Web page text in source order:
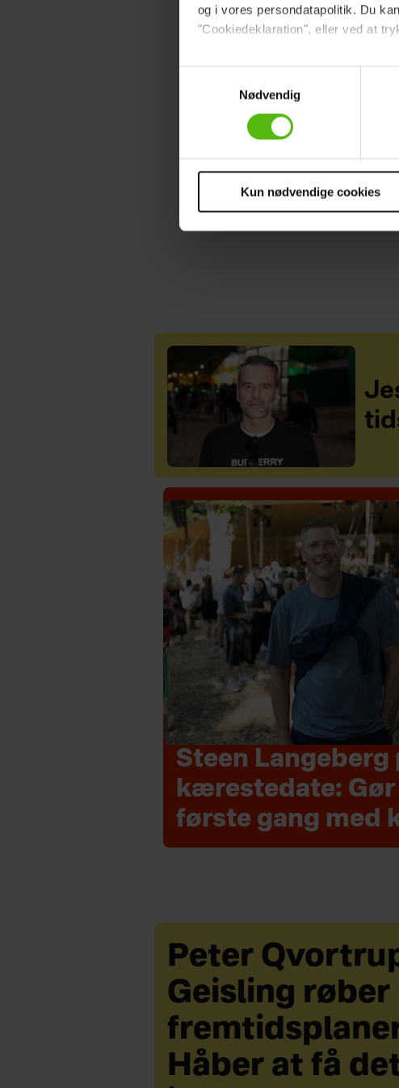
og i vores persondatapolitik. Du
"Cookiedeklaration", eller ved at
Dine valg anvendes på hele
Vi ønsker dit samtykke til at
Vi anvender egne cookies og
sociale medier.
Nødvendig
Kun nødvendige cookies
jeg tror ikke,
Se hele
TV-NYHEDER
Steen Langeberg
kærestedate:
første gang med
Peter
Geisling røber
Håber at få